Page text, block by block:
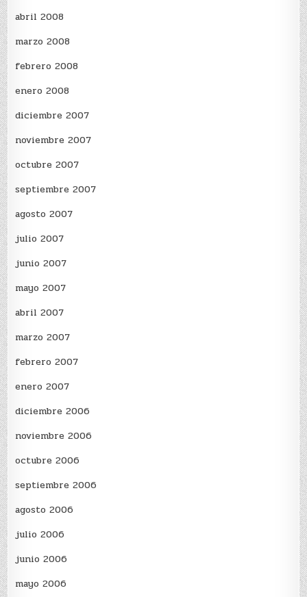
abril 2008
marzo 2008
febrero 2008
enero 2008
diciembre 2007
noviembre 2007
octubre 2007
septiembre 2007
agosto 2007
julio 2007
junio 2007
mayo 2007
abril 2007
marzo 2007
febrero 2007
enero 2007
diciembre 2006
noviembre 2006
octubre 2006
septiembre 2006
agosto 2006
julio 2006
junio 2006
mayo 2006